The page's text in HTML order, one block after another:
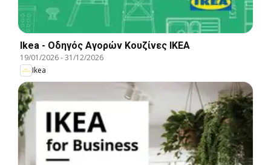
Ikea - Οδηγός Αγορών Κουζίνες IKEA
19/01/2026-31/12/2026
Ikea